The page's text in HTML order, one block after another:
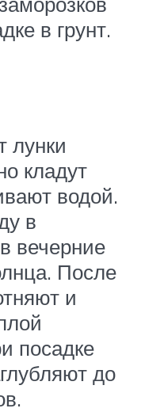
в грунт.
лунки
кладут
водой.
в
вечерние
После
и
посадке
до